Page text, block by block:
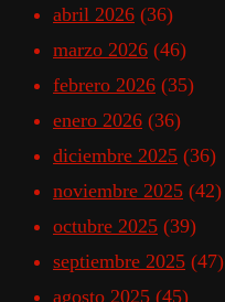
abril 2026 (36)
marzo 2026 (46)
febrero 2026 (35)
enero 2026 (36)
diciembre 2025 (36)
noviembre 2025 (42)
octubre 2025 (39)
septiembre 2025 (47)
agosto 2025 (45)